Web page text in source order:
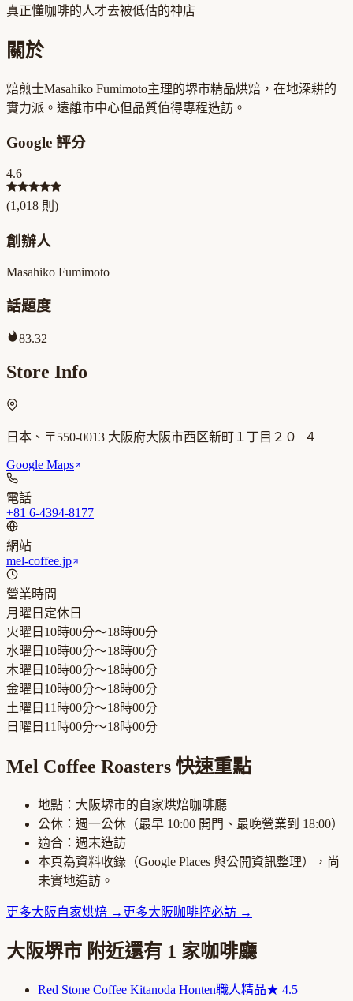
真正懂咖啡的人才去被低估的神店
關於
焙煎士Masahiko Fumimoto主理的堺市精品烘焙，在地深耕的
實力派。遠離市中心但品質值得專程造訪。
Google 評分
4.6
(1,018 則)
創辦人
Masahiko Fumimoto
話題度
83.32
Store Info
日本、〒550-0013 大阪府大阪市西区新町１丁目２０−４
Google Maps
電話
+81 6-4394-8177
網站
mel-coffee.jp
營業時間
月曜日 定休日
火曜日 10時00分～18時00分
水曜日 10時00分～18時00分
木曜日 10時00分～18時00分
金曜日 10時00分～18時00分
土曜日 11時00分～18時00分
日曜日 11時00分～18時00分
Mel Coffee Roasters 快速重點
地點： 大阪堺市的自家烘焙咖啡廳
公休： 週一公休 （最早 10:00 開門、最晚營業到 18:00）
適合： 週末造訪
本頁為資料收錄（Google Places 與公開資訊整理），尚
未實地造訪。
更多大阪自家烘焙 → 更多大阪咖啡控必訪 →
大阪堺市 附近還有 1 家咖啡廳
Red Stone Coffee Kitanoda Honten職人精品★ 4.5